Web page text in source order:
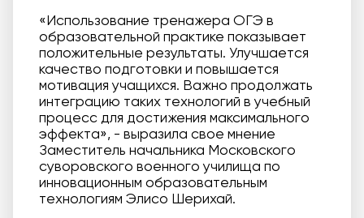
«Использование тренажера ОГЭ в
образовательной практике показывает
положительные результаты. Улучшается
качество подготовки и повышается
мотивация учащихся. Важно продолжать
интеграцию таких технологий в учебный
процесс для достижения максимального
эффекта», - выразила свое мнение
Заместитель начальника Московского
суворовского военного училища по
инновационным образовательным
технологиям Элисо Шерихай.